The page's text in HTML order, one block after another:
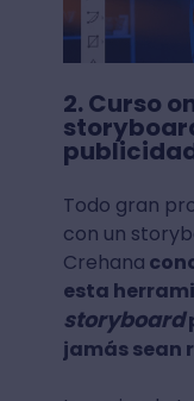
2. Curso
Todo gran
con un
Crehana
esta
storyboard
jamás sean